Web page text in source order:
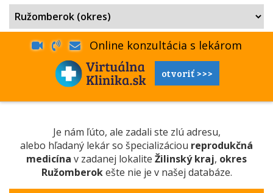
Online konzultácia s lekárom
otvoriť >>>
Je nám ľúto, ale zadali ste zlú adresu,
alebo hľadaný lekár so špecializáciou reprodukčná
medicína v zadanej lokalite Žilinský kraj, okres
Ružomberokešte nie je v našej databáze.